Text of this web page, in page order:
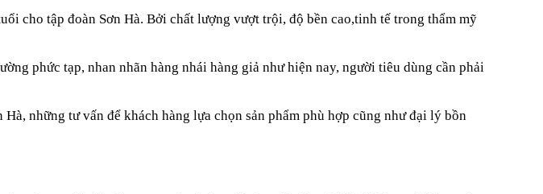
cho tập đoàn Sơn Hà. Bởi chất lượng vượt trội, độ bền cao,tinh tế trong thẩm mỹ
phức tạp, nhan nhãn hàng nhái hàng giả như hiện nay, người tiêu dùng cần phải
những tư vấn để khách hàng lựa chọn sản phẩm phù hợp cũng như đại lý bồn